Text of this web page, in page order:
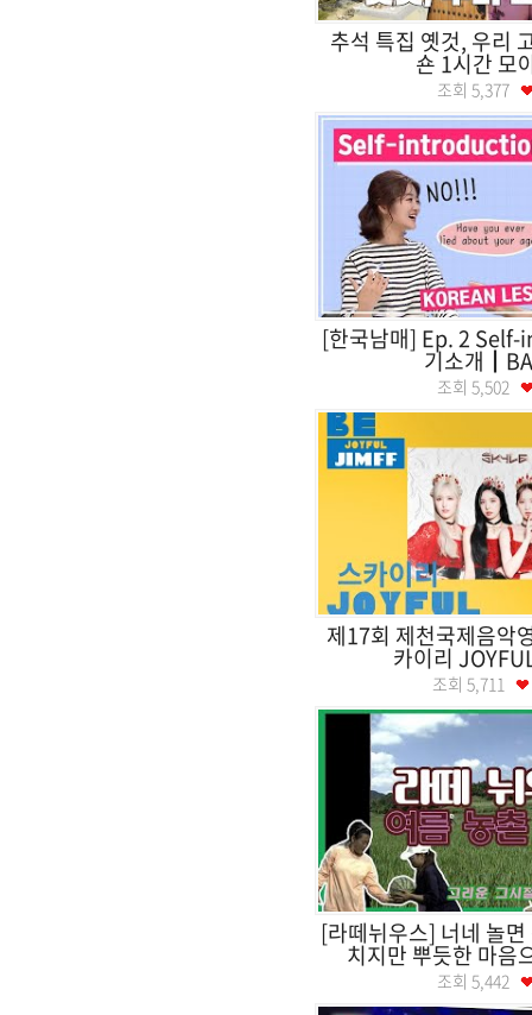
추석 특집 옛것, 우리
숀 1시간 모
조회 5,377
[한국남매] Ep. 2
기소개
조회 5,502
제17회 제천국제음악
카이리
조회 5,711
[라떼뉘우스] 너네 놀
치지만 뿌듯한 마음
조회 5,442